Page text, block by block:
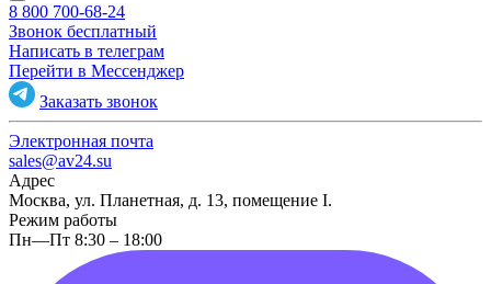
8 800 700-68-24
Звонок бесплатный
Написать в телеграм
Перейти в Мессенджер
Заказать звонок
Электронная почта
sales@av24.su
Адрес
Москва, ул. Планетная, д. 13, помещение I.
Режим работы
Пн—Пт 8:30 – 18:00